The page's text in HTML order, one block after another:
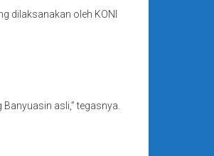
dilaksanakan oleh KONI
asli,” tegasnya.